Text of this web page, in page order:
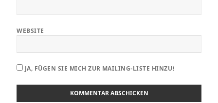
WEBSITE
JA, FÜGEN SIE MICH ZUR MAILING-LISTE HINZU!